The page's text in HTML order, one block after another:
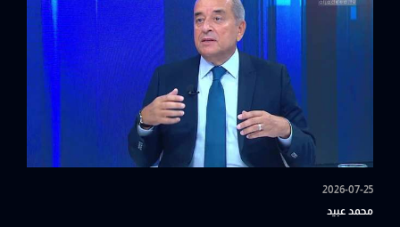
2026-07-25
محمد عبيد